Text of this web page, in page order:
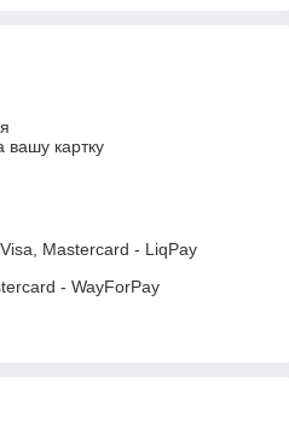
вашу картку
Mastercard - LiqPay
- WayForPay